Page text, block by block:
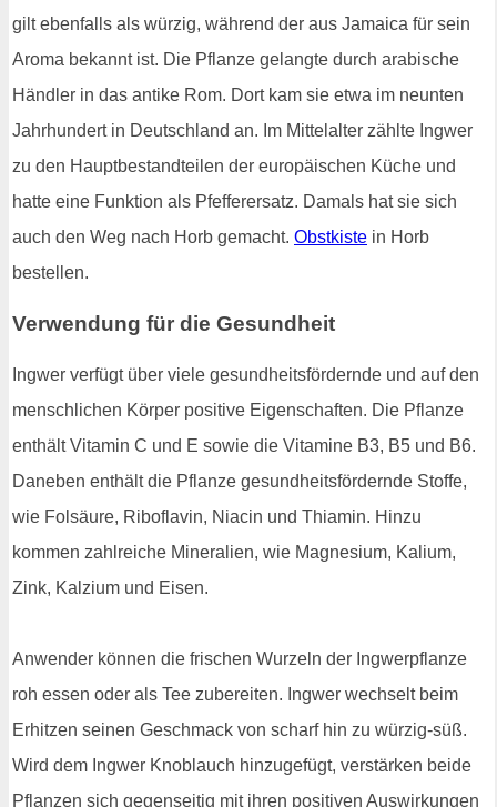
gilt ebenfalls als würzig, während der aus Jamaica für sein
Aroma bekannt ist. Die Pflanze gelangte durch arabische
Händler in das antike Rom. Dort kam sie etwa im neunten
Jahrhundert in Deutschland an. Im Mittelalter zählte Ingwer
zu den Hauptbestandteilen der europäischen Küche und
hatte eine Funktion als Pfefferersatz. Damals hat sie sich
auch den Weg nach Horb gemacht. Obstkiste in Horb
bestellen.
Verwendung für die Gesundheit
Ingwer verfügt über viele gesundheitsfördernde und auf den
menschlichen Körper positive Eigenschaften. Die Pflanze
enthält Vitamin C und E sowie die Vitamine B3, B5 und B6.
Daneben enthält die Pflanze gesundheitsfördernde Stoffe,
wie Folsäure, Riboflavin, Niacin und Thiamin. Hinzu
kommen zahlreiche Mineralien, wie Magnesium, Kalium,
Zink, Kalzium und Eisen.
Anwender können die frischen Wurzeln der Ingwerpflanze
roh essen oder als Tee zubereiten. Ingwer wechselt beim
Erhitzen seinen Geschmack von scharf hin zu würzig-süß.
Wird dem Ingwer Knoblauch hinzugefügt, verstärken beide
Pflanzen sich gegenseitig mit ihren positiven Auswirkungen